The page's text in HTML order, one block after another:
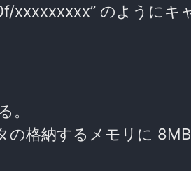
xxxxxxxxx” のようにキ
。
の格納するメモリに